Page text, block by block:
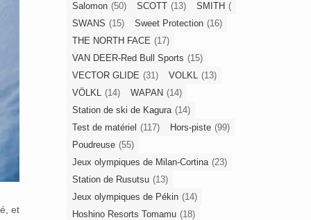
et
Salomon (50) SCOTT (13) SMITH (
SWANS (15) Sweet Protection (16)
THE NORTH FACE (17)
VAN DEER-Red Bull Sports (15)
VECTOR GLIDE (31) VOLKL (13)
VÖLKL (14) WAPAN (14)
Station de ski de Kagura (14)
Test de matériel (117) Hors-piste (99)
Poudreuse (55)
Jeux olympiques de Milan-Cortina (23)
Station de Rusutsu (13)
Jeux olympiques de Pékin (14)
Hoshino Resorts Tomamu (18)